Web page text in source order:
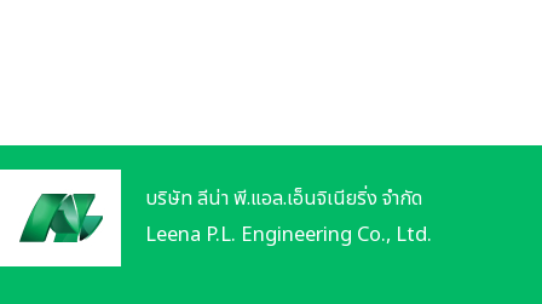
บริษัท ลีน่า พี.แอล.เอ็นจิเนียริ่ง จำกัด
Leena P.L. Engineering Co., Ltd.